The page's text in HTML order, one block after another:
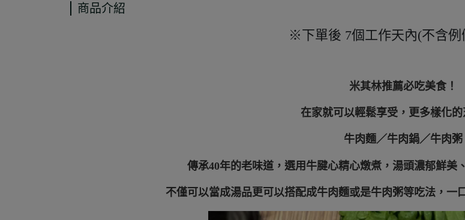
商品介紹
※下單後 7個工作天內(不含例
米其林推薦必吃美食！
在家就可以輕鬆享受，更多樣化
牛肉麵／牛肉鍋／牛肉粥
傳承40年的老味道，選用牛腱心精心燉煮，湯頭濃郁鮮美
不僅可以當成湯品更可以搭配成牛肉麵或是牛肉粥等吃法，一